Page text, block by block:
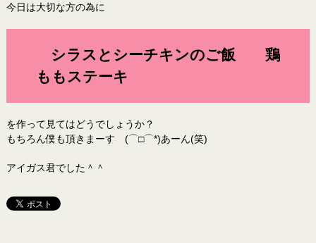
今日は大切な方の為に
シラスとシーチキンのご飯 鶏
ももステーキ
を作って見てはどうでしょうか？
もちろん僕も頂きまーす (⌒□⌒*)あーん(笑)
アイガス君でした＾＾